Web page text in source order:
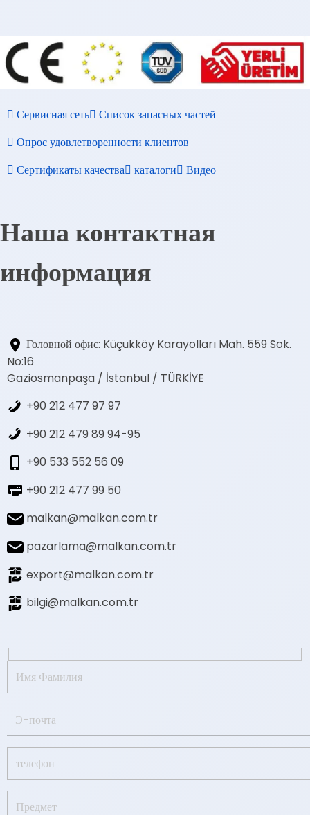
Сервисная сеть
Список запасных частей
Опрос удовлетворенности клиентов
Сертификаты качества
каталоги Видео
Наша контактная
информация
Головной офис: Küçükköy Karayolları Mah. 559 Sok.
No:16
Gaziosmanpaşa / İstanbul / TÜRKİYE
+90 212 477 97 97
+90 212 479 89 94-95
+90 533 552 56 09
+90 212 477 99 50
malkan@malkan.com.tr
pazarlama@malkan.com.tr
export@malkan.com.tr
bilgi@malkan.com.tr